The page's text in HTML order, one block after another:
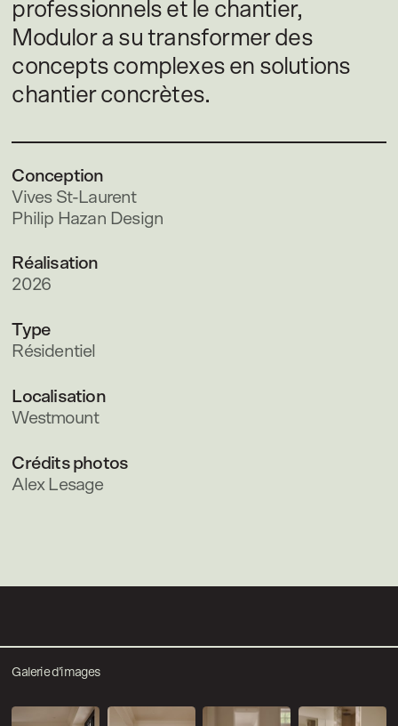
professionnels et le chantier,
Modulor a su transformer des
concepts complexes en solutions
chantier concrètes.
Conception
Vives St-Laurent
Philip Hazan Design
Réalisation
2026
Type
Résidentiel
Localisation
Westmount
Crédits photos
Alex Lesage
Galerie d’images